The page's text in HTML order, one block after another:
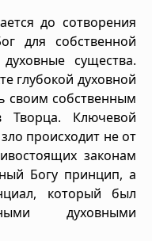
до сотворения
для собственной
существа.
глубокой духовной
своим собственным
Творца. Ключевой
происходит не от
законам
Богу принцип, а
который был
духовными